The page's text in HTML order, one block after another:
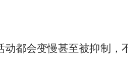
都会变慢甚至被抑制，